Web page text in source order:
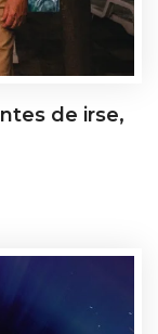
de irse,